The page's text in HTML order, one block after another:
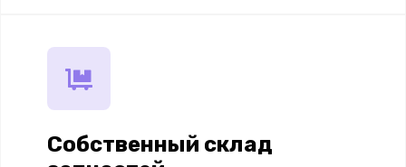
Собственный склад